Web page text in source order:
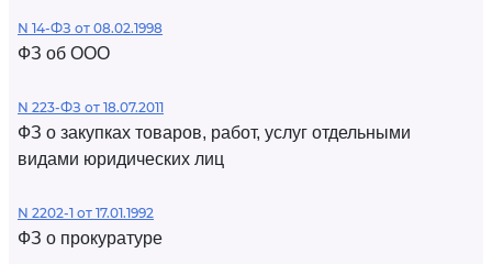
N 14-ФЗ от 08.02.1998
ФЗ об ООО
N 223-ФЗ от 18.07.2011
ФЗ о закупках товаров, работ, услуг отдельными
видами юридических лиц
N 2202-1 от 17.01.1992
ФЗ о прокуратуре